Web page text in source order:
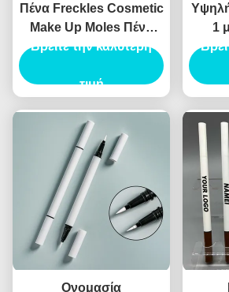
Πένα Freckles Cosmetic
Make Up Moles Πένα
Freckles Custom Logo
Περιέκτη Πένας
Βρείτε την καλύτερη
τιμή
1
Ονομασία